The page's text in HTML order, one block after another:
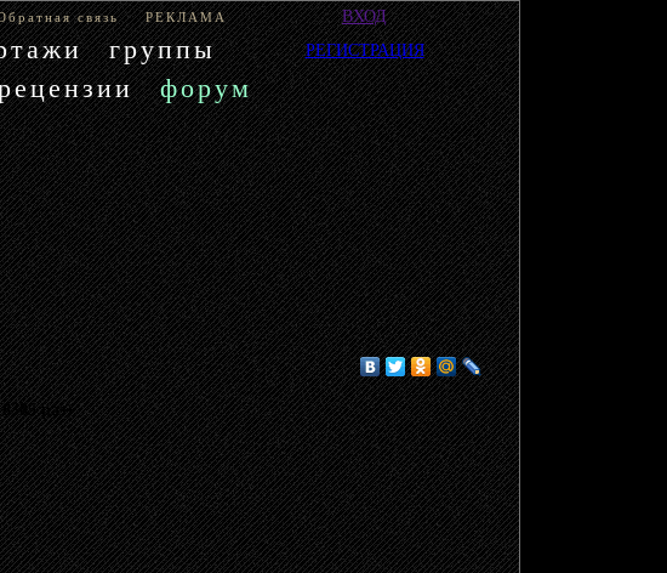
связь РЕКЛАМА
группы
форум
ВХОД
РЕГИСТРАЦИЯ
раз)